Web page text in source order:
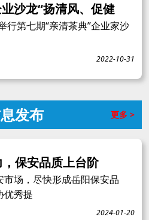
沙龙“扬清风、促健
行第七期“亲清茶典”企业家沙
2022-10-31
发布 更多 >
保安品质上台阶
市场，尽快形成岳阳保安品
优秀提
2024-01-20